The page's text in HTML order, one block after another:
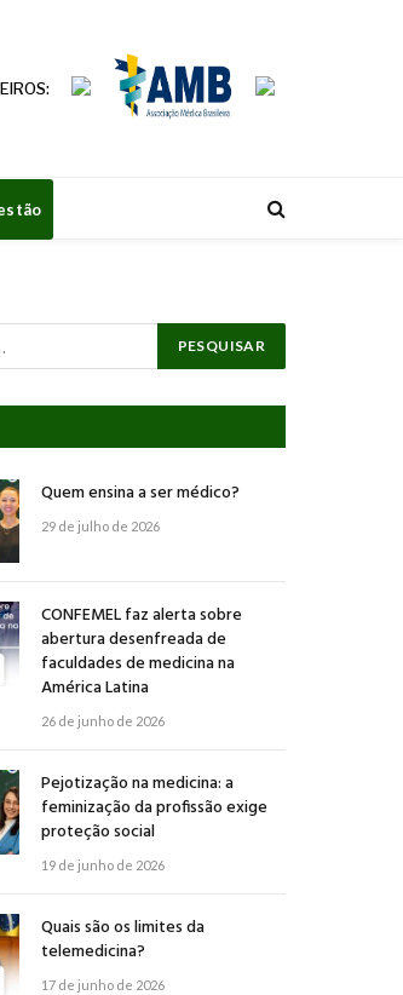
Quem ensina a ser médico?
29 de julho de 2026
CONFEMEL faz alerta sobre
abertura desenfreada de
faculdades de medicina na
América Latina
26 de junho de 2026
Pejotização na medicina: a
feminização da profissão exige
proteção social
19 de junho de 2026
Quais são os limites da
telemedicina?
17 de junho de 2026